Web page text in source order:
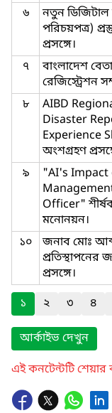
৬
নতুন ডিজিটাল
পরিচয়পত্র)
প্রসঙ্গে।
৭
বাংলাদেশ
রেজিস্ট্রেশন
৮
AIBD
Disaster
Experience
অংশগ্রহণ
৯
"AI's
Officer" শীর্ষক
মনোনয়ন।
১০
জনাব মোঃ
প্রতিস্থাপনের
প্রসঙ্গে।
১
২ ৩ ৪
আর্কাইভ দেখুন
এই কনটেন্টটি